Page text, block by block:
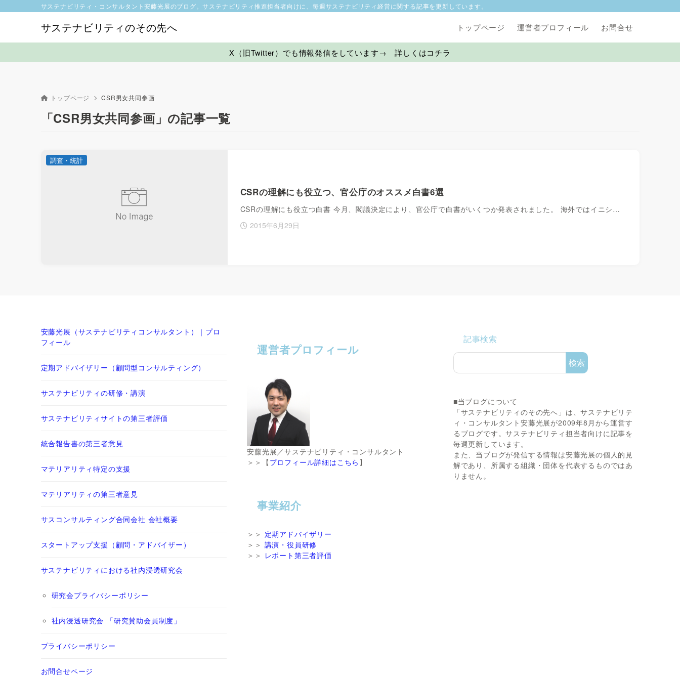
サステナビリティのその先へ
サステナビリティ・コンサルタント安藤光展のブログ。サステナビリティ推進担当者向けに、毎週サステナビリティ経営に関する記事を更新しています。
トップページ 運営者プロフィール お問合せ
X（旧Twitter）でも情報発信をしています→ 詳しくはコチラ
トップページ CSR男女共同参画
「CSR男女共同参画」の記事一覧
CSRの理解にも役立つ、官公庁のオススメ白書6選
CSRの理解にも役立つ白書 今月、閣議決定により、官公庁で白書がいくつか発表されました。 海外ではイニシ…
2015年6月29日
調査・統計
安藤光展（サステナビリティコンサルタント）｜プロ
フィール
定期アドバイザリー（顧問型コンサルティング）
サステナビリティの研修・講演
サステナビリティサイトの第三者評価
統合報告書の第三者意見
マテリアリティ特定の支援
マテリアリティの第三者意見
サスコンサルティング合同会社 会社概要
スタートアップ支援（顧問・アドバイザー）
サステナビリティにおける社内浸透研究会
研究会プライバシーポリシー
社内浸透研究会 「研究賛助会員制度」
プライバシーポリシー
お問合せページ
運営者プロフィール
安藤光展／サステナビリティ・コンサルタント
＞＞【 プロフィール詳細はこちら 】
事業紹介
＞＞ 定期アドバイザリー
＞＞ 講演・役員研修
＞＞ レポート第三者評価
記事検索
検索
■当ブログについて
「サステナビリティのその先へ」は、サステナビリテ
ィ・コンサルタント安藤光展が2009年8月から運営す
るブログです。サステナビリティ担当者向けに記事を
毎週更新しています。
また、当ブログが発信する情報は安藤光展の個人的見
解であり、所属する組織・団体を代表するものではあ
りません。